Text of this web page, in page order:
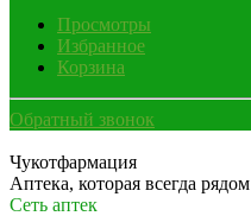
Просмотры
Избранное
Корзина
Обратный звонок
Чукотфармация
Аптека, которая всегда рядом
Сеть аптек